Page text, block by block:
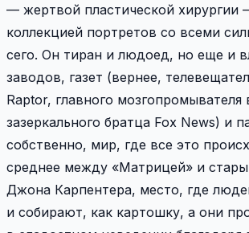
— жертвой пластической хирургии
коллекцией портретов со всеми
сего. Он тиран и людоед, но еще и
заводов, газет (вернее,
Raptor, главного мозгопромывателя
зазеркального братца Fox News) и
собственно, мир, где все это
среднее между «Матрицей» и
Джона Карпентера, место, где
и собирают, как картошку, а они